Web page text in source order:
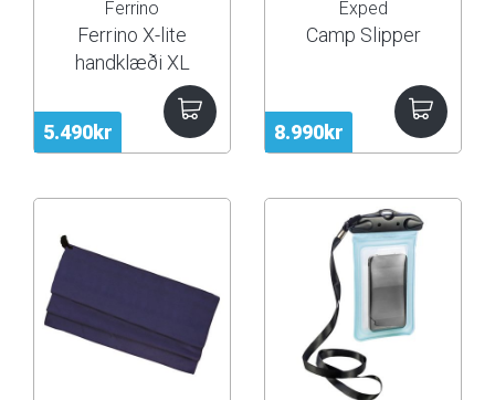
5.490kr
Ferrino
Ferrino X-lite
handklæði XL
8.990kr
Exped
Camp Slipper